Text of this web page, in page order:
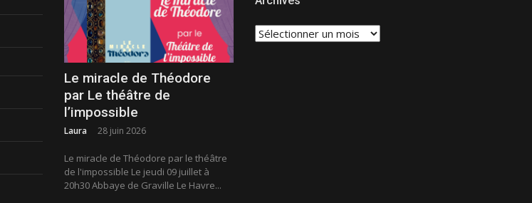
Le miracle de Théodore
par Le théâtre de
l’impossible
Laura 28 juin 2026
Le miracle de Théodore par le théâtre
de l'impossible Le jeudi 09 juillet à
20h30 Abbaye de Graville Le Havre...
Archives